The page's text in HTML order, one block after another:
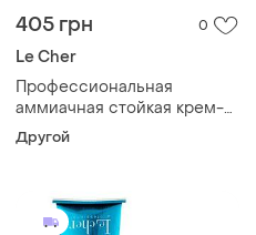
405 грн 0
Le Cher
Профессиональная
аммиачная стойкая крем-
краска для волос le cher
geneza 7.12 (10bv) кофе
Другой